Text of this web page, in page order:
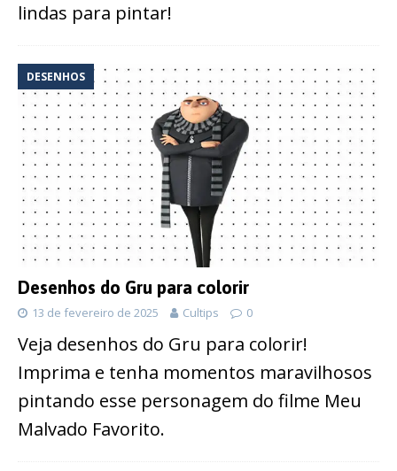
lindas para pintar!
DESENHOS
Desenhos do Gru para colorir
13 de fevereiro de 2025 Cultips 0
Veja desenhos do Gru para colorir!
Imprima e tenha momentos maravilhosos
pintando esse personagem do filme Meu
Malvado Favorito.